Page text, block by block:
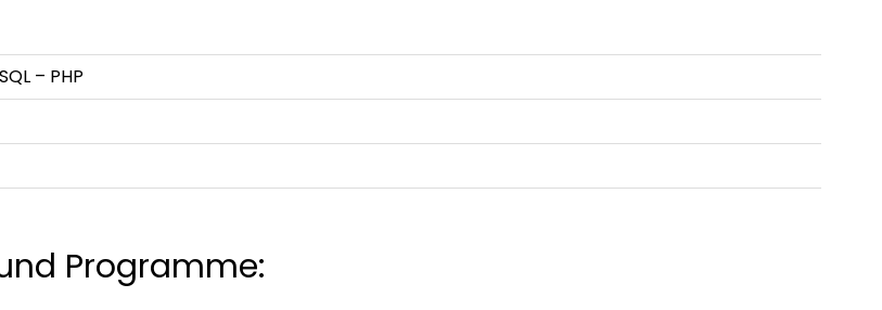
– PHP
Programme: